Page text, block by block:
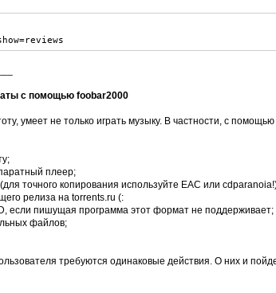
с помощью foobar2000
умеет не только играть музыку. В частности, с помощью
плеер;
точного копирования используйте EAC или
релиза на torrents.ru (:
если пишущая программа этот формат не поддерживает;
файлов;
требуются одинаковые действия. О них и